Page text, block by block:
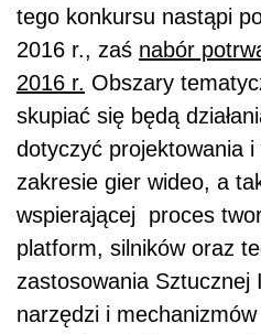
tego konkursu nastąpi
2016 r., zaś nabór
2016 r. Obszary
skupiać się będą
dotyczyć projektowania
zakresie gier wideo, a
wspierającej proces
platform, silników oraz
zastosowania Sztucznej
narzędzi i